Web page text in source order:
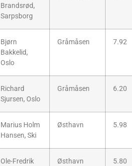
Brandsrød,
Sarpsborg
Bjørn
Bakkelid,
Oslo
Gråmåsen 7.92
Richard
Sjursen, Oslo
Gråmåsen 6.20
Marius Holm
Hansen, Ski
Østhavn 5.98
Ole-Fredrik
Østhavn 5.80